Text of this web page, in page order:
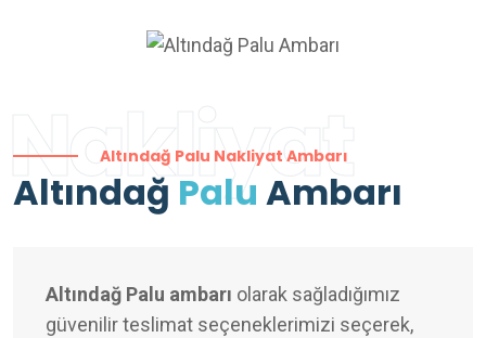
Nakliyat
Altındağ Palu Nakliyat Ambarı
Altındağ Palu Ambarı
Altındağ Palu ambarı olarak sağladığımız
güvenilir teslimat seçeneklerimizi seçerek,